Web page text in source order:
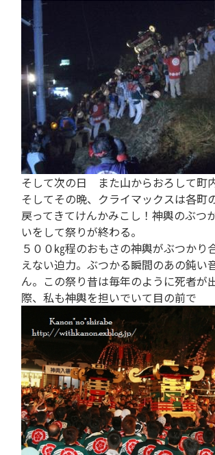
そして次の日 また山からおろして町
そしてその晩、クライマックスは各町
戻ってきてけんかみこし！神輿のぶつ
いをして祭りが終わる。
５００㎏程のおもさの神輿がぶつかり
えない迫力。ぶつかる瞬間のあの鈍い
ん。この祭り昔は毎年のように死者が
際、私も神輿を担いでいて目の前で